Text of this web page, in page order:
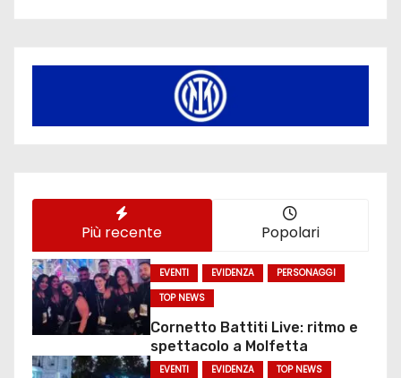
Più recente Popolari
EVENTI EVIDENZA
PERSONAGGI
TOP NEWS
Cornetto Battiti Live: ritmo e
spettacolo a Molfetta
EVENTI EVIDENZA TOP NEWS